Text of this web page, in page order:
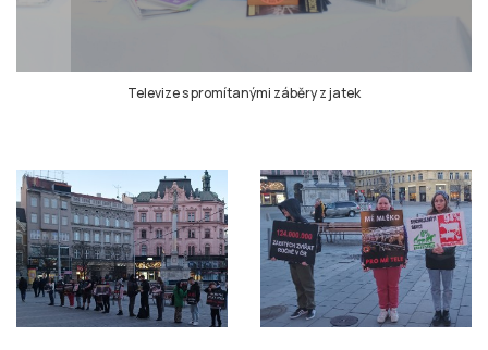
Televize s promítanými záběry z jatek